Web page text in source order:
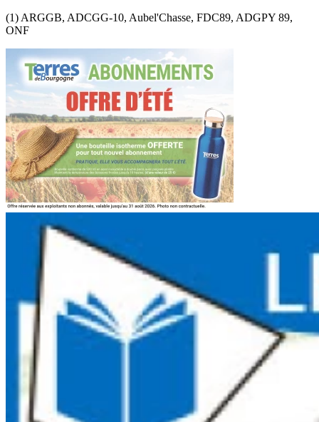
(1) ARGGB, ADCGG-10, Aubel'Chasse, FDC89, ADGPY 89,
ONF